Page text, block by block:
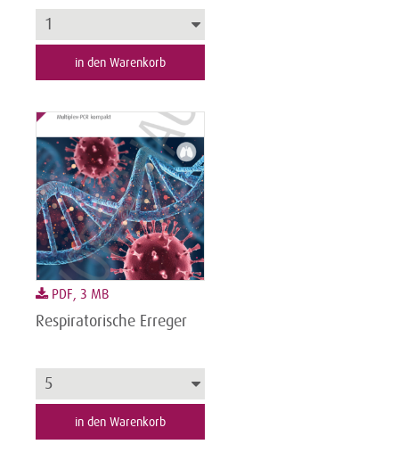
in den Warenkorb
PDF, 3 MB
Respiratorische Erreger
in den Warenkorb